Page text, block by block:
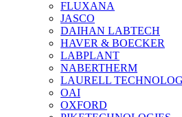
FLUXANA
JASCO
DAIHAN LABTECH
HAVER & BOECKER
LABPLANT
NABERTHERM
LAURELL
OAI
OXFORD